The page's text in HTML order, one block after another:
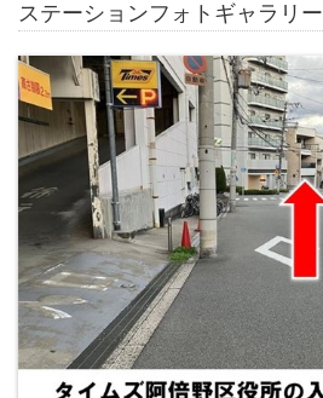
ステーションフォトギャラリー